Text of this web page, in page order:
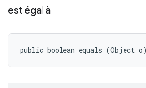
est égal à
public boolean equals (Object o)